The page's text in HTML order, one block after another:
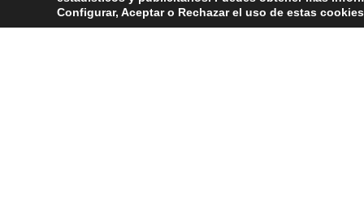
Configurar, Aceptar o Rechazar el uso de estas